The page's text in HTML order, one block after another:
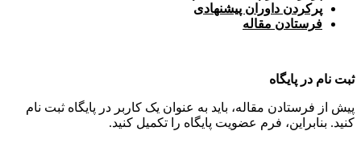
پرکردن داوران پیشنهادی
فرستادن مقاله
ثبت نام در پایگاه
پیش از فرستادن مقاله، باید به عنوان یک کاربر در پایگاه ثبت نام
کنید. بنابراین، فرم عضویت پایگاه را تکمیل کنید.